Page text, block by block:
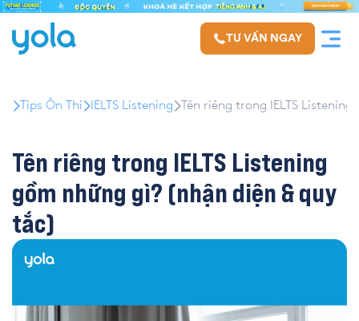
TƯ VẤN NGAY
Tips Ôn Thi IELTS Listening Tên riêng trong IELTS
Tên riêng trong IELTS Listening
gồm những gì? (nhận diện & quy
tắc)